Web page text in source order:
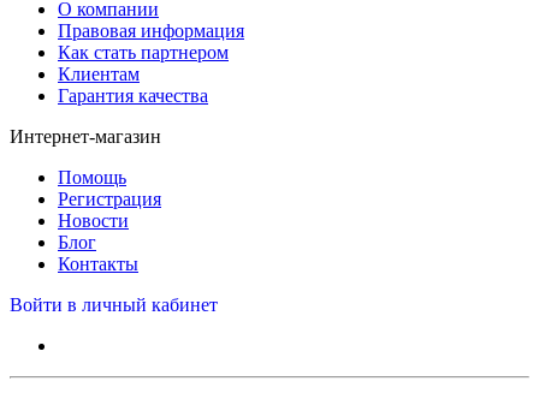
О компании
Правовая информация
Как стать партнером
Клиентам
Гарантия качества
Интернет-магазин
Помощь
Регистрация
Новости
Блог
Контакты
Войти в личный кабинет